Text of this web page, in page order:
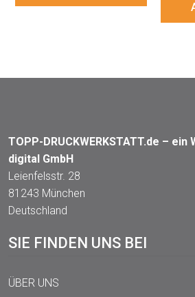
TOPP-DRUCKWERKSTATT.de –
digital GmbH
Leienfelsstr. 28
81243 München
Deutschland
SIE FINDEN UNS BEI
ÜBER UNS